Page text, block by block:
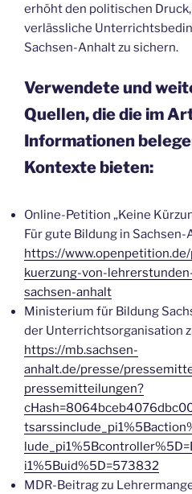
erhöht den politischen
verlässliche
Sachsen-Anhalt zu sichern.
Verwendete und
Quellen, die die im
Informationen
Kontexte bieten:
Online-Petition „Keine
Für gute Bildung in Sachsen-
https://
kuerzung-von-
sachsen-anhalt
Ministerium für Bildung
der Unterrichtsorganisation
https://mb.sachsen-
anhalt.de/presse/
pressemitteilungen?
i1%5Buid%5D=573832
MDR-Beitrag zu